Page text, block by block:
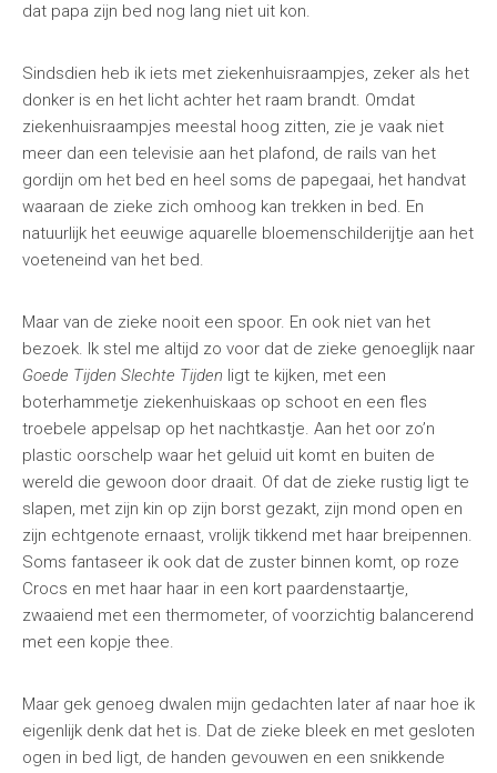
dat papa zijn bed nog lang niet uit kon.
Sindsdien heb ik iets met ziekenhuisraampjes, zeker als het
donker is en het licht achter het raam brandt. Omdat
ziekenhuisraampjes meestal hoog zitten, zie je vaak niet
meer dan een televisie aan het plafond, de rails van het
gordijn om het bed en heel soms de papegaai, het handvat
waaraan de zieke zich omhoog kan trekken in bed. En
natuurlijk het eeuwige aquarelle bloemenschilderijtje aan het
voeteneind van het bed.
Maar van de zieke nooit een spoor. En ook niet van het
bezoek. Ik stel me altijd zo voor dat de zieke genoeglijk naar
Goede Tijden Slechte Tijden ligt te kijken, met een
boterhammetje ziekenhuiskaas op schoot en een fles
troebele appelsap op het nachtkastje. Aan het oor zo’n
plastic oorschelp waar het geluid uit komt en buiten de
wereld die gewoon door draait. Of dat de zieke rustig ligt te
slapen, met zijn kin op zijn borst gezakt, zijn mond open en
zijn echtgenote ernaast, vrolijk tikkend met haar breipennen.
Soms fantaseer ik ook dat de zuster binnen komt, op roze
Crocs en met haar haar in een kort paardenstaartje,
zwaaiend met een thermometer, of voorzichtig balancerend
met een kopje thee.
Maar gek genoeg dwalen mijn gedachten later af naar hoe ik
eigenlijk denk dat het is. Dat de zieke bleek en met gesloten
ogen in bed ligt, de handen gevouwen en een snikkende